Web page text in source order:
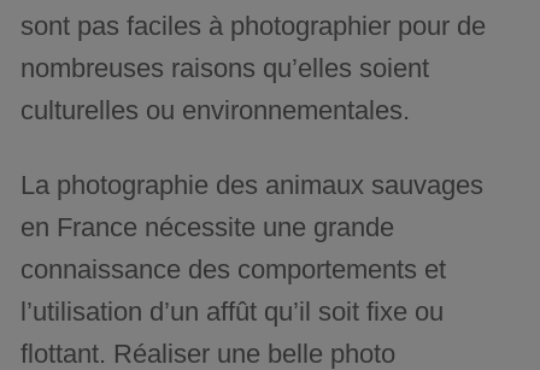
sont pas faciles à photographier pour de
nombreuses raisons qu’elles soient
culturelles ou environnementales.
La photographie des animaux sauvages
en France nécessite une grande
connaissance des comportements et
l’utilisation d’un affût qu’il soit fixe ou
flottant. Réaliser une belle photo